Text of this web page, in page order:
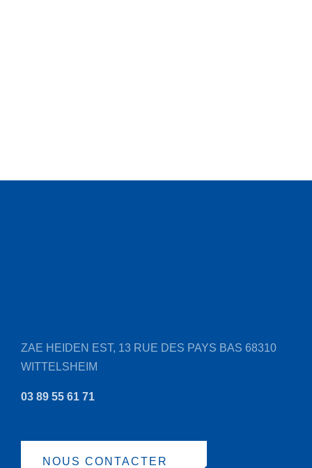
ZAE HEIDEN EST, 13 RUE DES PAYS BAS 68310
WITTELSHEIM
03 89 55 61 71
NOUS CONTACTER